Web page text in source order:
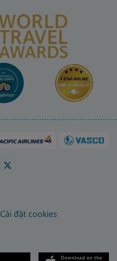
Cài đặt cookies